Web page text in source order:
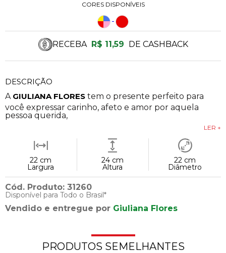
DESCRIÇÃO
A GIULIANA FLORES tem o presente perfeito para
você expressar carinho, afeto e amor por aquela
pessoa querida,
LER +
CORES DISPONÍVEIS
22 cm
Largura
24 cm
Altura
22 cm
Diâmetro
Cód. Produto: 31260
Disponível para Todo o Brasil*
Vendido e entregue por Giuliana Flores
RECEBA R$ 11,59 DE CASHBACK
PRODUTOS SEMELHANTES